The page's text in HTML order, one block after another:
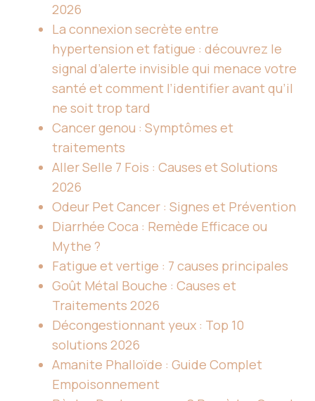
2026
La connexion secrète entre
hypertension et fatigue : découvrez le
signal d’alerte invisible qui menace votre
santé et comment l’identifier avant qu’il
ne soit trop tard
Cancer genou : Symptômes et
traitements
Aller Selle 7 Fois : Causes et Solutions
2026
Odeur Pet Cancer : Signes et Prévention
Diarrhée Coca : Remède Efficace ou
Mythe ?
Fatigue et vertige : 7 causes principales
Goût Métal Bouche : Causes et
Traitements 2026
Décongestionnant yeux : Top 10
solutions 2026
Amanite Phalloïde : Guide Complet
Empoisonnement